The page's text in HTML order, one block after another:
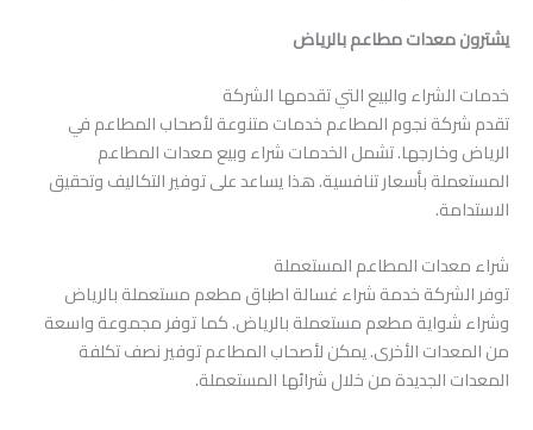
يشترون معدات مطاعم بالرياض
خدمات الشراء والبيع التي تقدمها الشركة
تقدم شركة نجوم المطاعم خدمات متنوعة لأصحاب المطاعم في
الرياض وخارجها. تشمل الخدمات شراء وبيع معدات المطاعم
المستعملة بأسعار تنافسية. هذا يساعد على توفير التكاليف وتحقيق
الاستدامة.
شراء معدات المطاعم المستعملة
توفر الشركة خدمة شراء غسالة اطباق مطعم مستعملة بالرياض
وشراء شواية مطعم مستعملة بالرياض. كما توفر مجموعة واسعة
من المعدات الأخرى. يمكن لأصحاب المطاعم توفير نصف تكلفة
المعدات الجديدة من خلال شرائها المستعملة.